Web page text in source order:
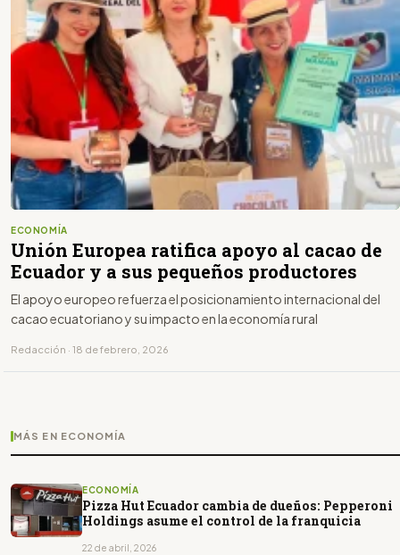
ECONOMÍA
Unión Europea ratifica apoyo al cacao de
Ecuador y a sus pequeños productores
El apoyo europeo refuerza el posicionamiento internacional del
cacao ecuatoriano y su impacto en la economía rural
Redacción · 18 de febrero, 2026
MÁS EN ECONOMÍA
ECONOMÍA
Pizza Hut Ecuador cambia de dueños: Pepperoni
Holdings asume el control de la franquicia
22 de abril, 2026